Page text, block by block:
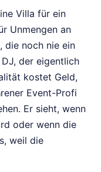
Villa für ein
Unmengen an
die noch nie ein
der eigentlich
kostet Geld,
Event-Profi
Er sieht, wenn
oder wenn die
weil die